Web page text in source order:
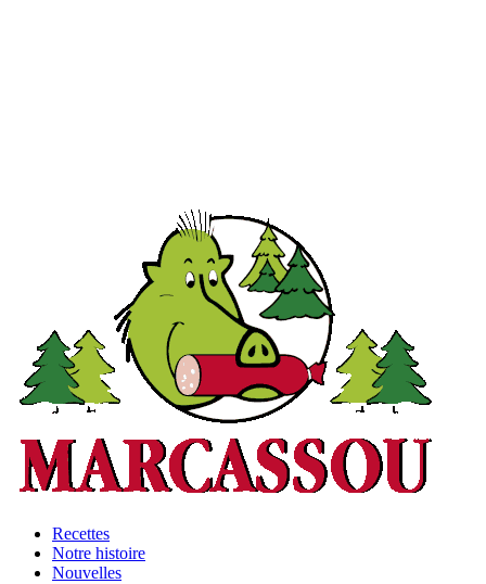
Footer
Recettes
Notre histoire
Nouvelles